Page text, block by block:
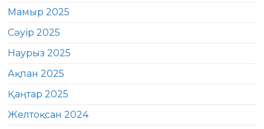
Мамыр 2025
Сәуір 2025
Наурыз 2025
Ақпан 2025
Қаңтар 2025
Желтоқсан 2024